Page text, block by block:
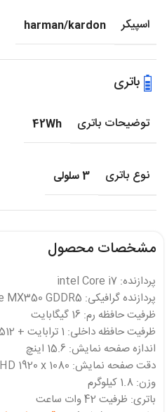
اسپیکر harman/kardon
باتری
توضیحات باتری 42Wh
نوع باتری 3 سلولی
مشخصات محصول
پردازنده: intel Core i7
پردازنده گرافیکی: NVIDIA Geforce MX350 GDDR5
ظرفیت حافظه رم: 16 گیگابایت
ظرفیت حافظه داخلی: 1 ترابایت + 512 گیگابایت SSD
اندازه صفحه نمایش: 15.6 اینچ
دقت صفحه نمایش: FHD 1920 x 1080
وزن: 1.8 کیلوگرم
باتری: ظرفیت 42 وات ساعت